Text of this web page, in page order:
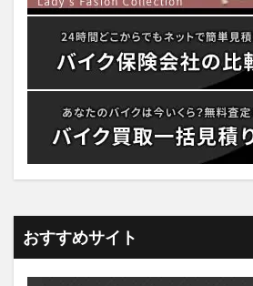
おすすめサイト